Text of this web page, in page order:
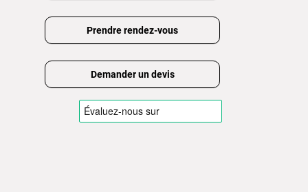
Prendre rendez-vous
Demander un devis